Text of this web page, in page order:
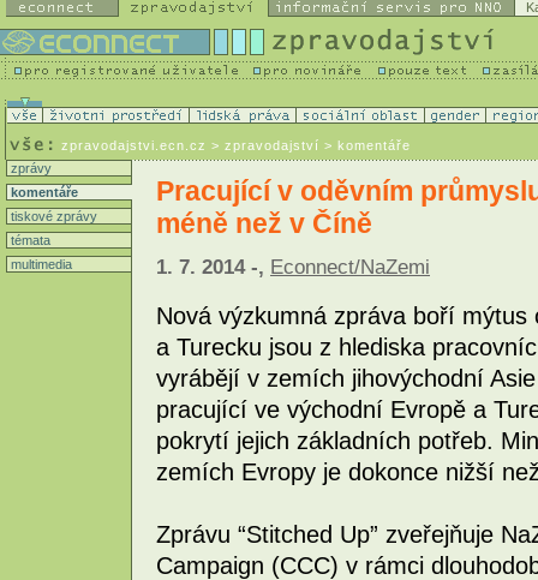
zpravodajstvi.ecn.cz > zpravodajství > komentáře
zprávy
komentáře
tiskové zprávy
témata
multimedia
Pracující v oděvním
méně než v Číně
1. 7. 2014 -, Econnect/NaZemi
Nová výzkumná zpráva boří
a Turecku jsou z hlediska
vyrábějí v zemích jihovýchodní
pracující ve východní Evropě a
pokrytí jejich základních potřeb.
zemích Evropy je dokonce nižší
Zprávu “Stitched Up” zveřejňuje
Campaign (CCC) v rámci